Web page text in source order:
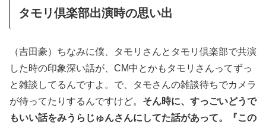
タモリ倶楽部出演時の思い出
（吉田豪）ちなみに僕、タモリさんとタモリ倶楽部で共演
した時の印象深い話が、CM中とかもタモリさんってずっ
と雑談してるんですよ。で、タモさんの雑談待ちでカメラ
が待ってたりするんですけど。 そん時に、すっごいどうで
もいい話をみうらじゅんさんにしてた話があって。『この